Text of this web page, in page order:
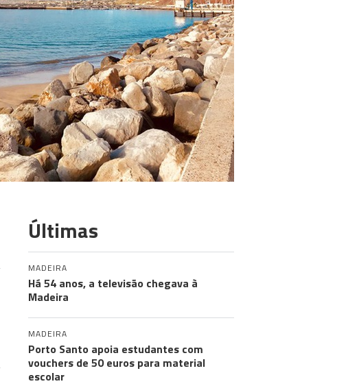
Últimas
MADEIRA
Há 54 anos, a televisão chegava à
Madeira
MADEIRA
Porto Santo apoia estudantes com
vouchers de 50 euros para material
escolar